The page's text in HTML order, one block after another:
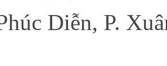
Diễn, P.